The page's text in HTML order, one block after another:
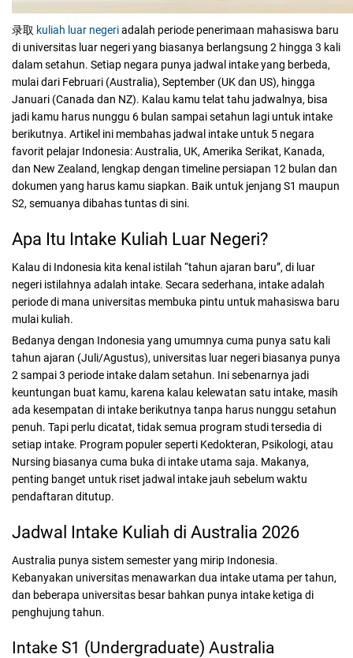
录取 kuliah luar negeriadalah periode penerimaan mahasiswa baru
di universitas luar negeri yang biasanya berlangsung 2 hingga 3 kali
dalam setahun. Setiap negara punya jadwal intake yang berbeda,
mulai dari Februari (Australia), September (UK dan US), hingga
Januari (Canada dan NZ). Kalau kamu telat tahu jadwalnya, bisa
jadi kamu harus nunggu 6 bulan sampai setahun lagi untuk intake
berikutnya. Artikel ini membahas jadwal intake untuk 5 negara
favorit pelajar Indonesia: Australia, UK, Amerika Serikat, Kanada,
dan New Zealand, lengkap dengan timeline persiapan 12 bulan dan
dokumen yang harus kamu siapkan. Baik untuk jenjang S1 maupun
S2, semuanya dibahas tuntas di sini.
Apa Itu Intake Kuliah Luar Negeri?
Kalau di Indonesia kita kenal istilah “tahun ajaran baru”, di luar
negeri istilahnya adalah intake. Secara sederhana, intake adalah
periode di mana universitas membuka pintu untuk mahasiswa baru
mulai kuliah.
Bedanya dengan Indonesia yang umumnya cuma punya satu kali
tahun ajaran (Juli/Agustus), universitas luar negeri biasanya punya
2 sampai 3 periode intake dalam setahun. Ini sebenarnya jadi
keuntungan buat kamu, karena kalau kelewatan satu intake, masih
ada kesempatan di intake berikutnya tanpa harus nunggu setahun
penuh. Tapi perlu dicatat, tidak semua program studi tersedia di
setiap intake. Program populer seperti Kedokteran, Psikologi, atau
Nursing biasanya cuma buka di intake utama saja. Makanya,
penting banget untuk riset jadwal intake jauh sebelum waktu
pendaftaran ditutup.
Jadwal Intake Kuliah di Australia 2026
Australia punya sistem semester yang mirip Indonesia.
Kebanyakan universitas menawarkan dua intake utama per tahun,
dan beberapa universitas besar bahkan punya intake ketiga di
penghujung tahun.
Intake S1 (Undergraduate) Australia